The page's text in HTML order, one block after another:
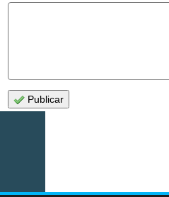
Publicar